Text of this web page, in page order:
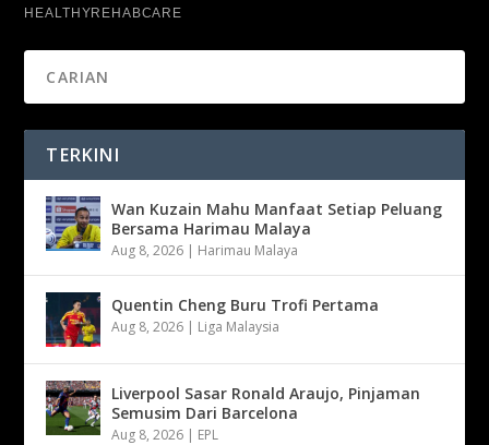
TERKINI
Wan Kuzain Mahu Manfaat Setiap Peluang
Bersama Harimau Malaya
Aug 8, 2026 | Harimau Malaya
Quentin Cheng Buru Trofi Pertama
Aug 8, 2026 | Liga Malaysia
Liverpool Sasar Ronald Araujo, Pinjaman
Semusim Dari Barcelona
Aug 8, 2026 | EPL